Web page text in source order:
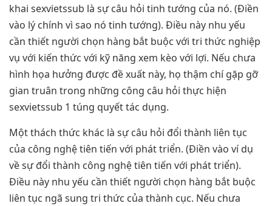
khai sexvietssub là sự câu hỏi tinh tướng của nó. (Điền
vào lý chính vì sao nó tinh tướng). Điều này nhu yếu
cần thiết người chọn hàng bắt buộc với tri thức nghiệp
vụ với kiến thức với kỹ năng xem kèo với lợi. Nếu chưa
hình họa hưởng được đề xuất này, họ thậm chí gặp gỡ
gian truân trong những công câu hỏi thực hiện
sexvietssub 1 túng quyết tác dụng.
Một thách thức khác là sự câu hỏi đổi thành liên tục
của công nghệ tiên tiến với phát triển. (Điền vào ví dụ
về sự đổi thành công nghệ tiên tiến với phát triển).
Điều này nhu yếu cần thiết người chọn hàng bắt buộc
liên tục ngã sung tri thức của thành cục. Nếu chưa